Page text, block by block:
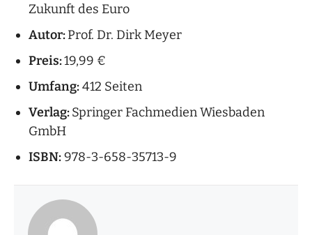
Zukunft des Euro
Autor:Prof. Dr. Dirk Meyer
Preis:19,99 €
Umfang:412 Seiten
Verlag:Springer Fachmedien Wiesbaden
GmbH
ISBN:978-3-658-35713-9